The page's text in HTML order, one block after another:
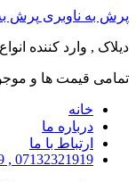
پرش به ناوبری پرش
دیلاک , وارد کننده
تمامی قیمت ها و
خانه
درباره ما
ارتباط با ما
07132321919 , 09385009999